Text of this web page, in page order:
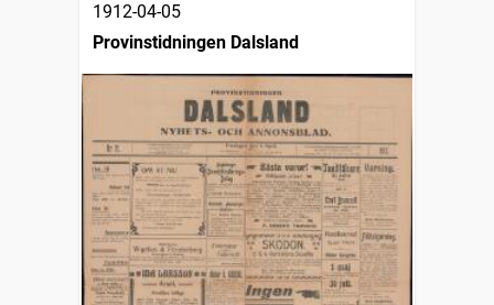
1912-04-05
Provinstidningen Dalsland